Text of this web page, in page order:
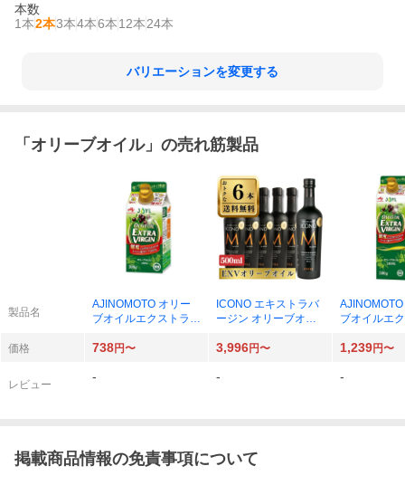
本数
1本2本3本4本6本12本24本
バリエーションを変更する
「 オリーブオイル」の売れ筋製品
製品名
AJINOMOTO オリー
ブオイルエクストラバ
ーンパック 300g×1
ICONO エキストラバ
ージン オリーブオイ
ブオイルエ
ーンパック
価格 738円〜 3,996円〜 1,239円〜
レビュー
- - -
掲載商品情報の免責事項について